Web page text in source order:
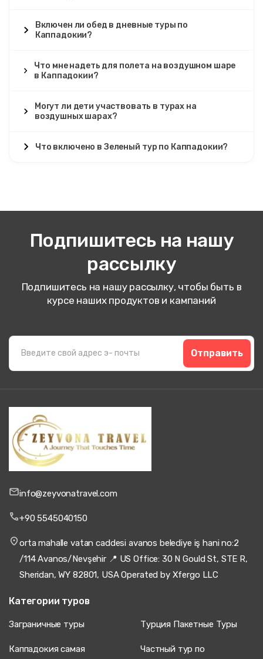
Включен ли обед в дневные туры по
Каппадокии?
Что мне надеть для полета на воздушном шаре
в Каппадокии?
Могут ли дети участвовать в турах на
воздушных шарах?
Что включено в Зеленый тур по Каппадокии?
Подпишитесь на нашу
рассылку
Подпишитесь на нашу рассылку, чтобы быть в
курсе наших продуктов и кампаний
Отправить
info@zeyvonatravel.com
+90 5545040150
orta mahalle vatan caddesi avanos belediye iş hani no:2
/114 Avanos/Nevşehir 📍 US Office: 30 N Gould St, STE R,
Sheridan, WY 82801, USA Operated by Xfergo LLC
Категории туров
Заграничные туры Турция Пакетные Туры
Каппадокия самая
Частный тур по